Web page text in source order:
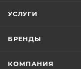
УСЛУГИ
БРЕНДЫ
КОМПАНИЯ